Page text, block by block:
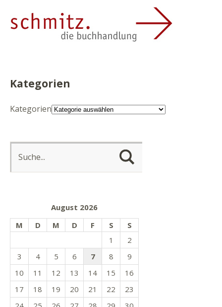
Kategorien
Kategorien
August 2026
M
D M D F S S
1
2
3
4 5 6 7 8
9
10
11 12 13 14 15
16
17
18 19 20 21 22
23